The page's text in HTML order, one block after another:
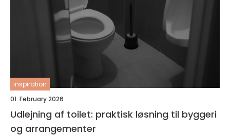
inspiration
01. February 2026
Udlejning af toilet: praktisk løsning til byggeri
og arrangementer